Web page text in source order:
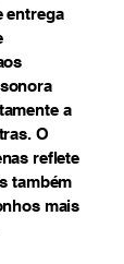
entrega
a
O
reflete
também
mais